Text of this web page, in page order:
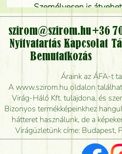
Személyesen is
virágcsokrot, vagy csak
kérhető?
Vidékre is lehet
Meddig rendelhetek
Mennyire gyorsan tudják
mikor tudják
Vörös rózsát
szirom@szirom.hu+36
Nyitvatartás Kapcsolat
Bemutatkozás
Áraink az ÁFA-t
A www.szirom.hu oldalon
Virág-Háló Kft. tulajdona, és
Bizonyos termékképeinkhez
hátteret használunk, de a
Virágüzletünk címe: Budapest,